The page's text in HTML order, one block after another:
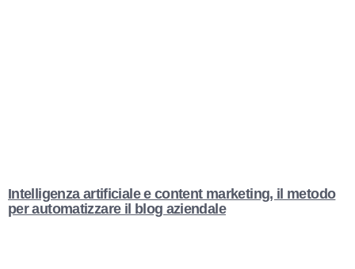
Intelligenza artificiale e content marketing, il metodo
per automatizzare il blog aziendale